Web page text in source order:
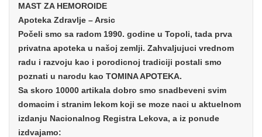
MAST ZA HEMOROIDE
Apoteka Zdravlje – Arsic
Počeli smo sa radom 1990. godine u Topoli, tada prva
privatna apoteka u našoj zemlji. Zahvaljujuci vrednom
radu i razvoju kao i porodicnoj tradiciji postali smo
poznati u narodu kao TOMINA APOTEKA.
Sa skoro 10000 artikala dobro smo snadbeveni svim
domacim i stranim lekom koji se moze naci u aktuelnom
izdanju Nacionalnog Registra Lekova, a iz ponude
izdvajamo: